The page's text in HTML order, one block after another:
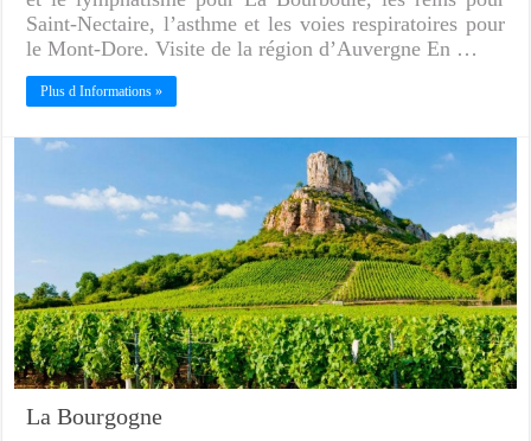
Saint-Nectaire, l’asthme et les voies respiratoires pour
le Mont-Dore. Visite de la région d’Auvergne En …
Plus d Informations »
La Bourgogne